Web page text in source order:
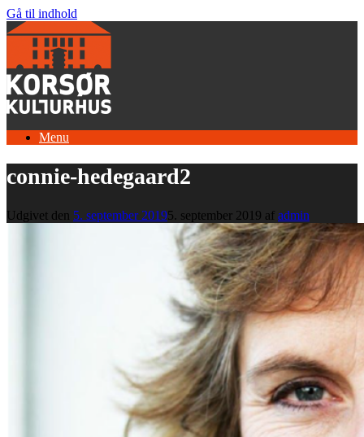
Gå til indhold
Menu
connie-hedegaard2
Udgivet den 5. september 20195. september 2019 af admin